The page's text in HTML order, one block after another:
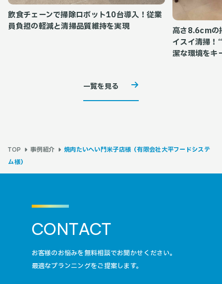
飲食チェーンで掃除ロボット10台導入！従業
員負担の軽減と清掃品質維持を実現
高さ8.6cmの
イスイ清掃！
潔な環境をキ
一覧を見る
TOP 事例紹介
焼肉たいへい門米子店様（有限会社大平フードシステ
ム様）
CONTACT
お客様のお悩みを無料相談でお聞かせください。
最適なプランニングをご提案します。